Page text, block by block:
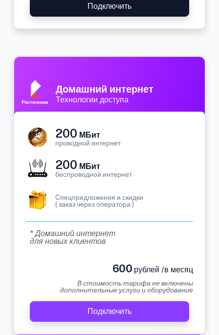
Подключить
Домашний интернет
Технологии доступа
200 МБит
проводной интернет
200 МБит
беспроводной интернет
Cпецпредложения и скидки
( заказ через оператора )
* Домашний интернет
для новых клиентов
600 рублей /в месяц
В стоимость тарифа не включены
дополнительные услуги и оборудование
Подключить